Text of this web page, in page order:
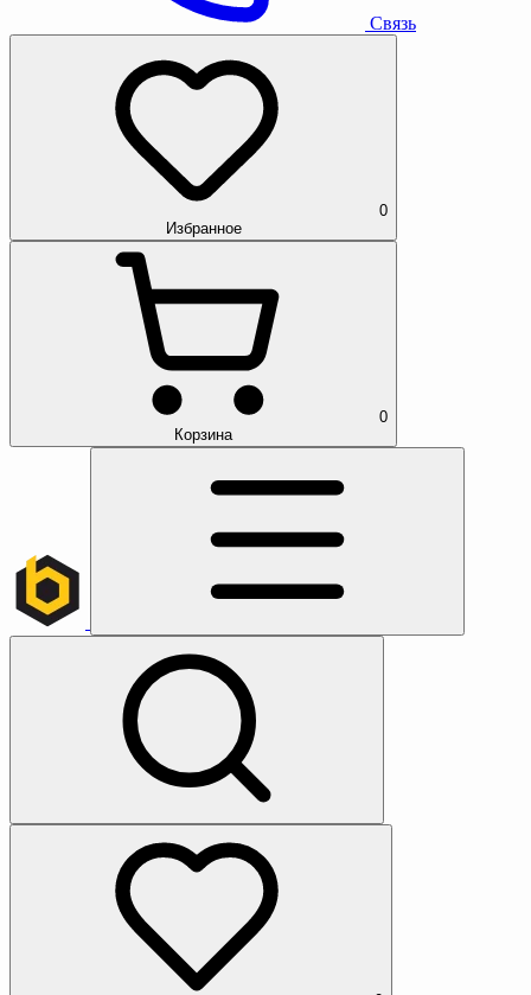
Связь
0
Избранное
0
Корзина